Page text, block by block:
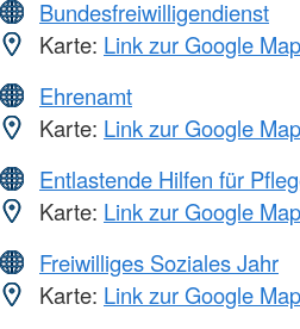
Bundesfreiwilligendienst
Karte: Link zur Google
Ehrenamt
Karte: Link zur Google
Entlastende Hilfen für
Karte: Link zur Google
Freiwilliges Soziales Jahr
Karte: Link zur Google